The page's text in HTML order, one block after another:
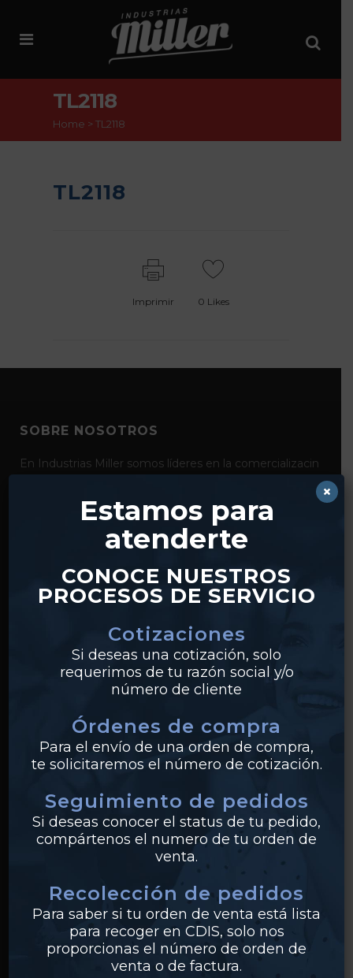
TL2118
Home >TL2118
TL2118
Imprimir 0 Likes
SOBRE NOSOTROS
En Industrias Miller somos líderes en la comercializacin
como bridas, válvulas, tubería y conexiones de acero al
carbón, acero inoxidable y pvc. Con distribución desde
nuestros centros en Monterrey y Guadalajara,
realizamos envíos a clientes en todo México.
Válvulas
Bridas
PVC
EMPRESA
Sobre Industrias Miller
Estamos para
atenderte
CONOCE NUESTROS
PROCESOS DE SERVICIO
Cotizaciones
Si deseas una cotización, solo
requerimos de tu razón social y/o
número de cliente
Órdenes de compra
Para el envío de una orden de compra,
te solicitaremos el número de cotización.
Seguimiento de pedidos
Si deseas conocer el status de tu pedido,
compártenos el numero de tu orden de
venta.
Recolección de pedidos
Para saber si tu orden de venta está lista
para recoger en CDIS, solo nos
proporcionas el número de orden de
venta o de factura.
×